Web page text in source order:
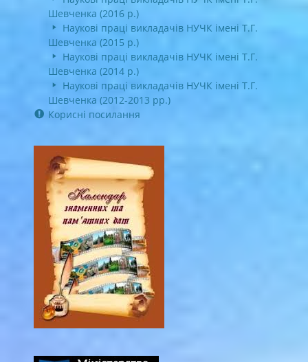
Шевченка (2016 р.)
Наукові праці викладачів НУЧК імені Т.Г.
Шевченка (2015 р.)
Наукові праці викладачів НУЧК імені Т.Г.
Шевченка (2014 р.)
Наукові праці викладачів НУЧК імені Т.Г.
Шевченка (2012-2013 рр.)
Корисні посилання